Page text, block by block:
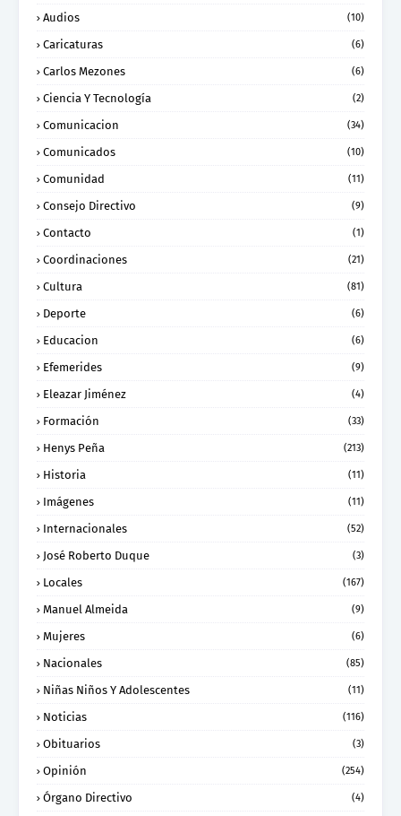
Audios (10)
Caricaturas (6)
Carlos Mezones (6)
Ciencia Y Tecnología (2)
Comunicacion (34)
Comunicados (10)
Comunidad (11)
Consejo Directivo (9)
Contacto (1)
Coordinaciones (21)
Cultura (81)
Deporte (6)
Educacion (6)
Efemerides (9)
Eleazar Jiménez (4)
Formación (33)
Henys Peña (213)
Historia (11)
Imágenes (11)
Internacionales (52)
José Roberto Duque (3)
Locales (167)
Manuel Almeida (9)
Mujeres (6)
Nacionales (85)
Niñas Niños Y Adolescentes (11)
Noticias (116)
Obituarios (3)
Opinión (254)
Órgano Directivo (4)